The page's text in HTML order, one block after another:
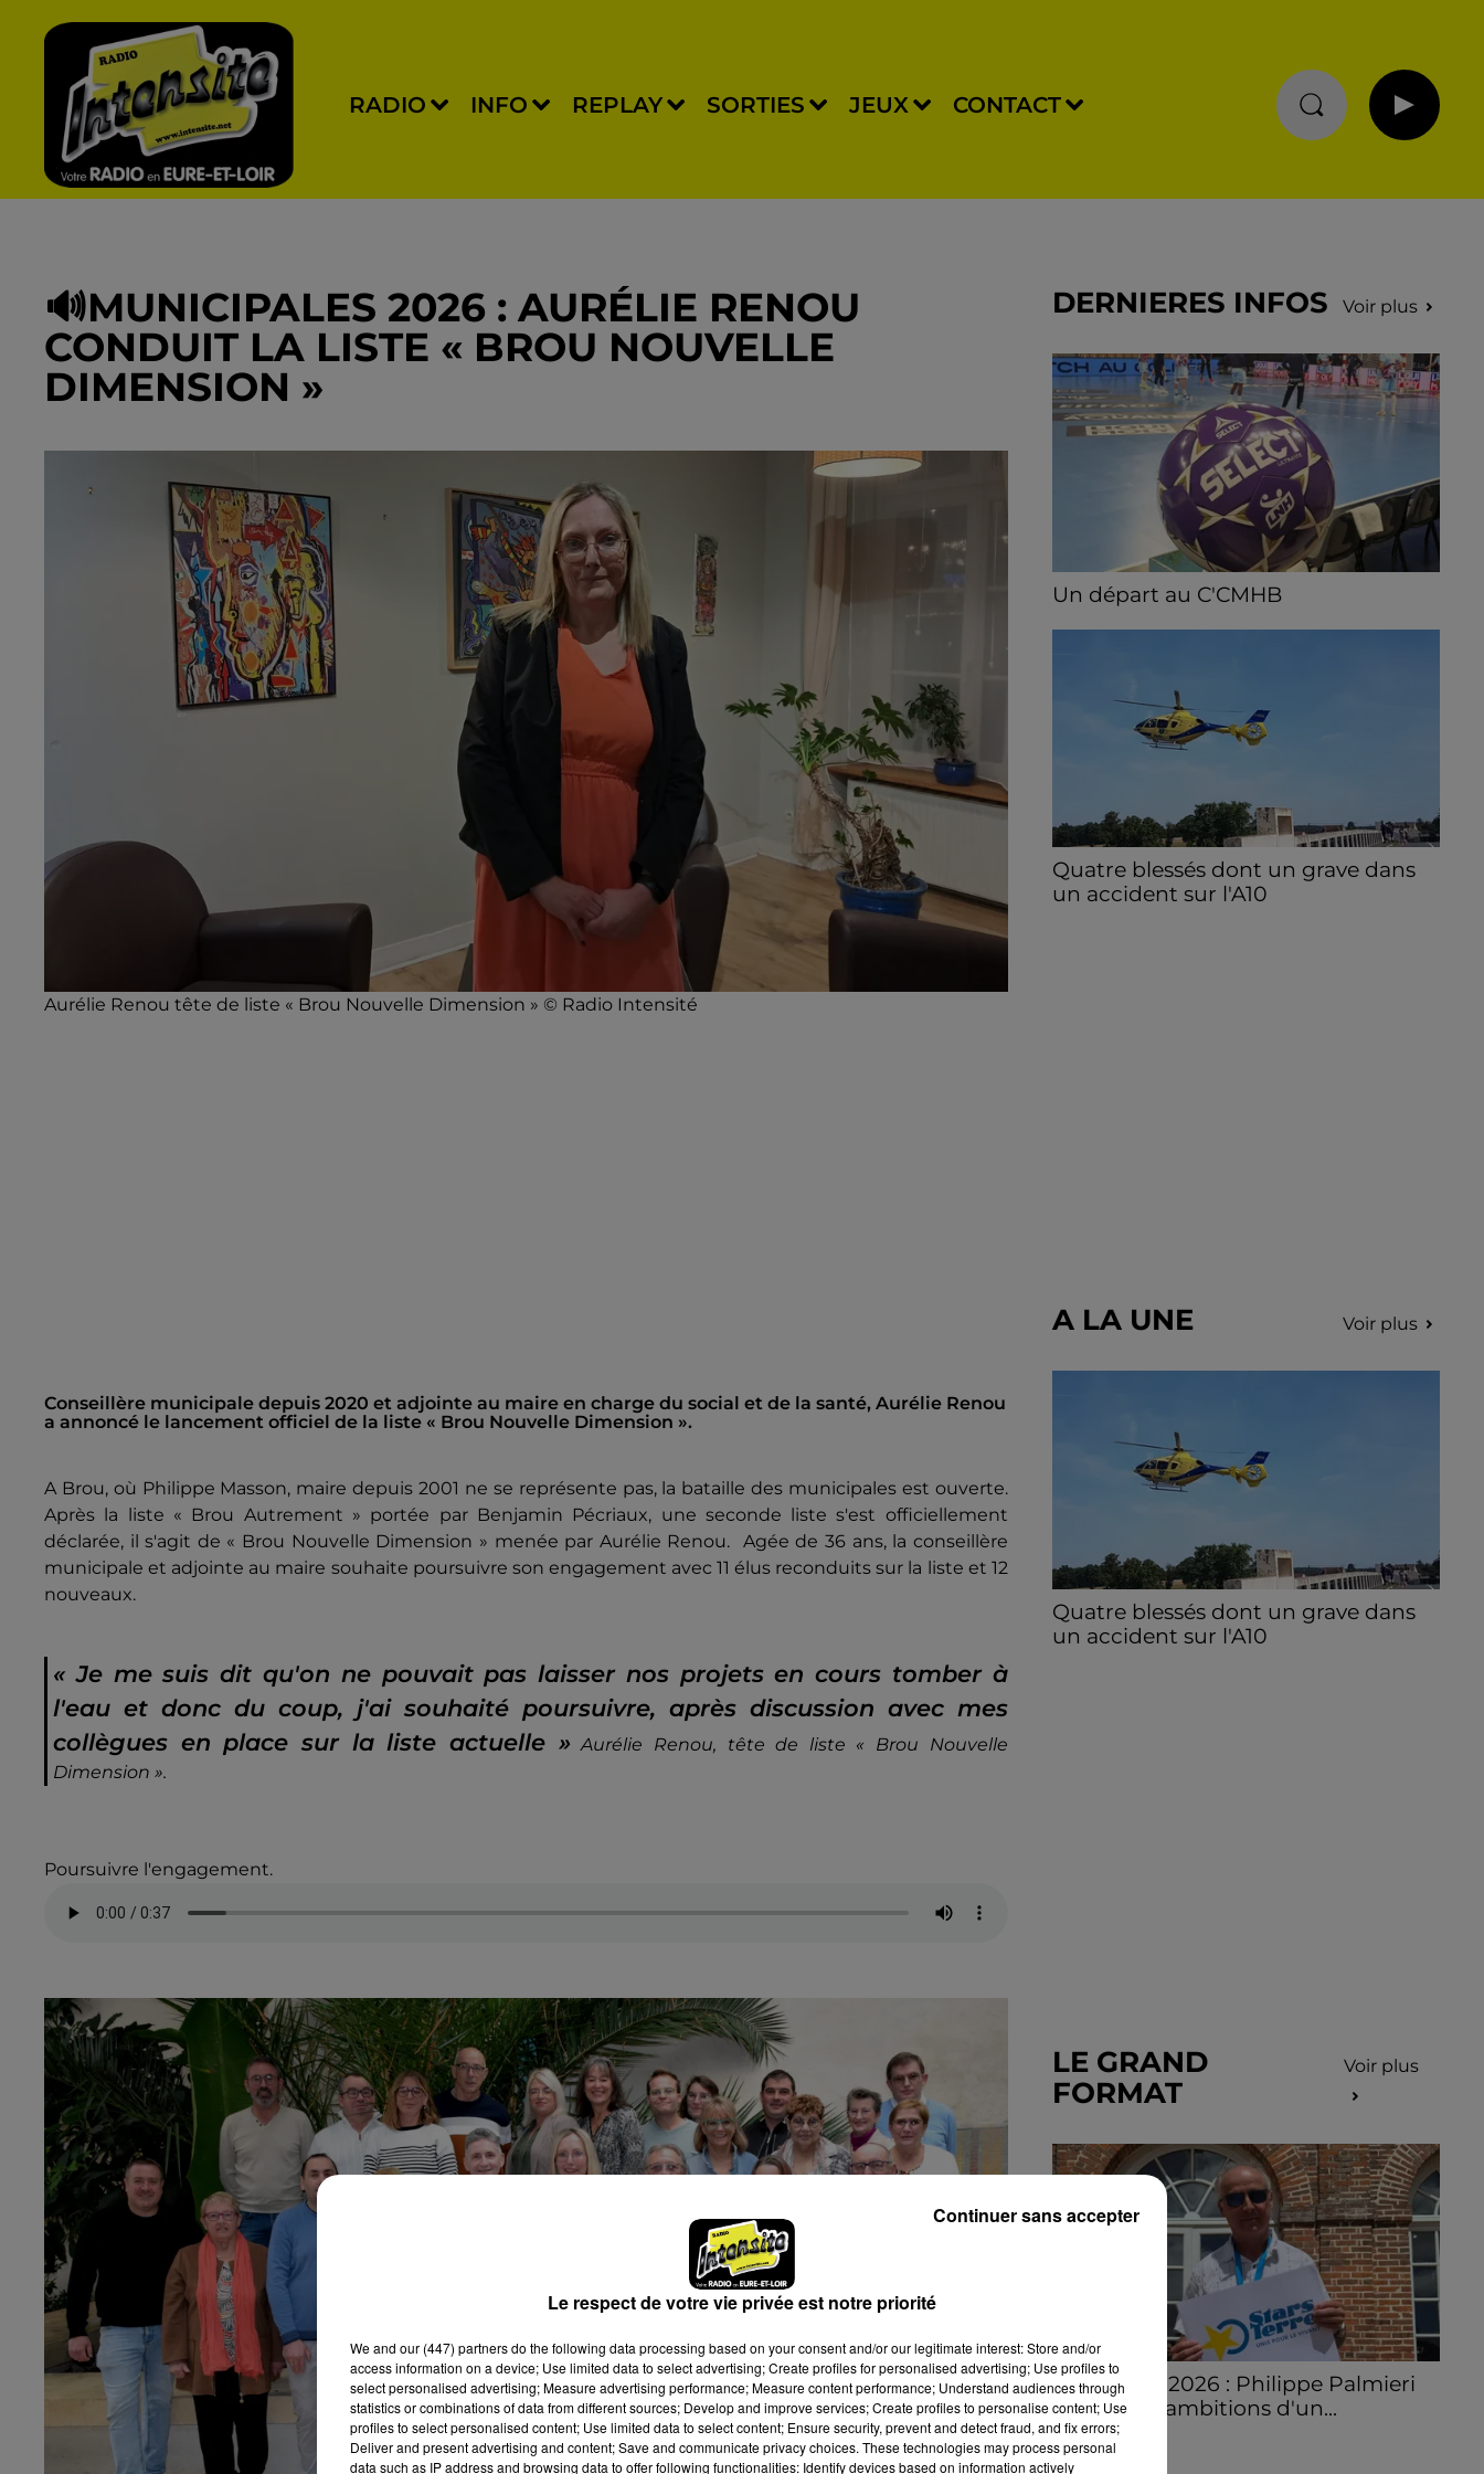
RADIO INFO REPLAY SORTIES JEUX CONTACT
🔊MUNICIPALES 2026 : AURÉLIE RENOU
CONDUIT LA LISTE « BROU NOUVELLE
DIMENSION »
Aurélie Renou tête de liste « Brou Nouvelle Dimension » © Radio Intensité
Conseillère municipale depuis 2020 et adjointe au maire en charge du social et de la santé, Aurélie Renou
a annoncé le lancement officiel de la liste « Brou Nouvelle Dimension ».
A Brou, où Philippe Masson, maire depuis 2001 ne se représente pas, la bataille des municipales est ouverte.
Après la liste « Brou Autrement » portée par Benjamin Pécriaux, une seconde liste s'est officiellement
déclarée, il s'agit de « Brou Nouvelle Dimension » menée par Aurélie Renou. Agée de 36 ans, la conseillère
municipale et adjointe au maire souhaite poursuivre son engagement avec 11 élus reconduits sur la liste et 12
nouveaux.
« Je me suis dit qu'on ne pouvait pas laisser nos projets en cours tomber à
l'eau et donc du coup, j'ai souhaité poursuivre, après discussion avec mes
collègues en place sur la liste actuelle » Aurélie Renou, tête de liste « Brou Nouvelle
Dimension ».
Poursuivre l'engagement.
DERNIERES INFOS Voir plus
Un départ au C'CMHB
Quatre blessés dont un grave dans
un accident sur l'A10
A LA UNE Voir plus
Quatre blessés dont un grave dans
un accident sur l'A10
LE GRAND
FORMAT
Voir plus
Stars'Terre 2026 : Philippe Palmieri
dévoile les ambitions d'un...
À quelques semaines de la première
édition de Stars'Terre, organisée du 18 au 20
Le respect de votre vie privée est notre priorité
We and our (447) partnersdo the following data processing based on your consent and/or our legitimate interest: Store and/or
access information on a device; Use limited data to select advertising; Create profiles for personalised advertising; Use profiles to
select personalised advertising; Measure advertising performance; Measure content performance; Understand audiences through
statistics or combinations of data from different sources; Develop and improve services; Create profiles to personalise content; Use
profiles to select personalised content; Use limited data to select content; Ensure security, prevent and detect fraud, and fix errors;
Deliver and present advertising and content; Save and communicate privacy choices. These technologies may process personal
data such as IP address and browsing data to offer following functionalities: Identify devices based on information actively
Continuer sans accepter